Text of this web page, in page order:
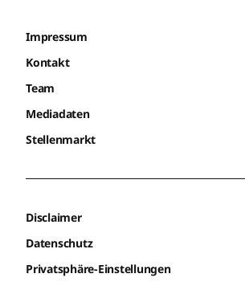
Impressum
Kontakt
Team
Mediadaten
Stellenmarkt
Disclaimer
Datenschutz
Privatsphäre-Einstellungen